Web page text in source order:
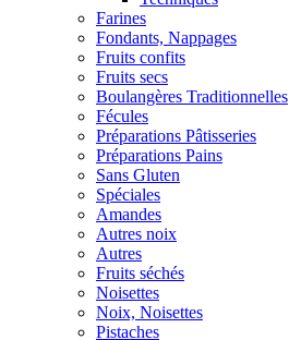
Farines
Fondants, Nappages
Fruits confits
Fruits secs
Boulangères Traditionnelles
Fécules
Préparations Pâtisseries
Préparations Pains
Sans Gluten
Spéciales
Amandes
Autres noix
Autres
Fruits séchés
Noisettes
Noix, Noisettes
Pistaches